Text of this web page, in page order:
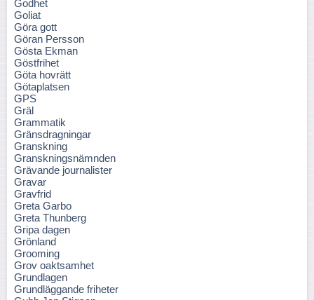
Godhet
Goliat
Göra gott
Göran Persson
Gösta Ekman
Göstfrihet
Göta hovrätt
Götaplatsen
GPS
Gräl
Grammatik
Gränsdragningar
Granskning
Granskningsnämnden
Grävande journalister
Gravar
Gravfrid
Greta Garbo
Greta Thunberg
Gripa dagen
Grönland
Grooming
Grov oaktsamhet
Grundlagen
Grundläggande friheter